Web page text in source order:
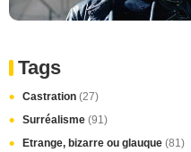
Tags
Castration (27)
Surréalisme (91)
Etrange, bizarre ou glauque (81)